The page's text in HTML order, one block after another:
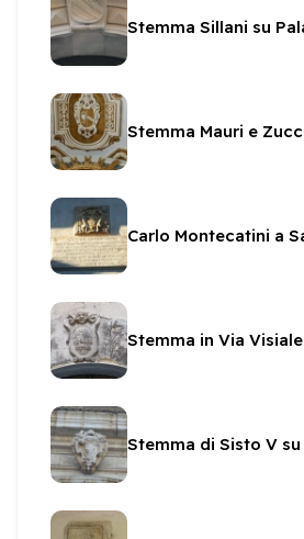
Stemma in Via Visiale